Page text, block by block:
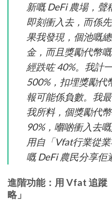
新嘅 DeFi 農場，聲
即刻衝入去，而係
果我發現，個池嘅
金，而且獎勵代幣
經跌咗 40%。我計
500%，扣埋獎勵代
報可能係負數。我
我所料，個獎勵代
90%，嗰啲衝入去
用自「Vfat行業從
嘅 DeFi 農民分享佢
進階功能：用 Vfat 追蹤
略」